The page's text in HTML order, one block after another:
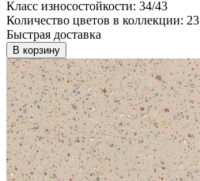
Класс износостойкости: 34/43
Количество цветов в коллекции: 23
Быстрая доставка
В корзину